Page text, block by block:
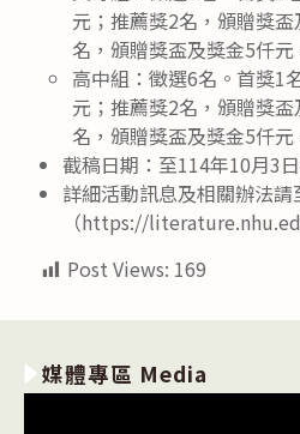
元；推薦獎2名，頒贈獎
名，頒贈獎盃及獎金5仟元
高中組：徵選6名。首獎1
元；推薦獎2名，頒贈獎
名，頒贈獎盃及獎金5仟元
截稿日期：至114年10月3
詳細活動訊息及相關辦法
（https://
Post Views: 169
媒體專區 Media